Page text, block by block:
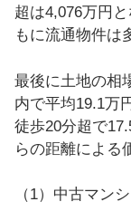
超は4,076万円
もに流通物件は
最後に土地の相
内で平均19.1万
徒歩20分超で
らの距離による
（1）中古マン